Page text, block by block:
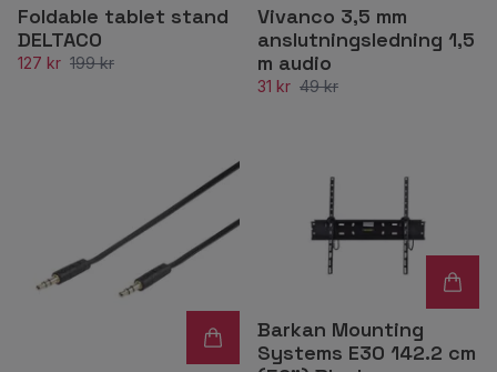
Foldable tablet stand
DELTACO
127 kr 199 kr
Vivanco 3,5 mm
anslutningsledning 1,5
m audio
31 kr 49 kr
Barkan Mounting
Systems E30 142.2 cm